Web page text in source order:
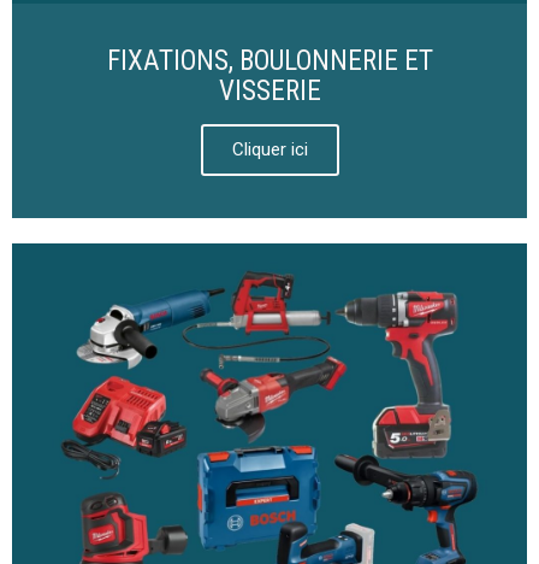
FIXATIONS, BOULONNERIE ET
VISSERIE
Cliquer ici